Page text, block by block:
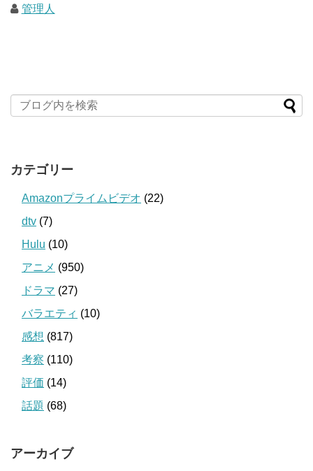
管理人
カテゴリー
Amazonプライムビデオ (22)
dtv (7)
Hulu (10)
アニメ (950)
ドラマ (27)
バラエティ (10)
感想 (817)
考察 (110)
評価 (14)
話題 (68)
アーカイブ